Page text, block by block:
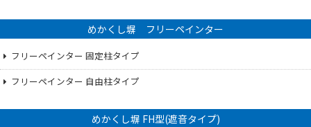
めかくし塀 フリーペインター
フリーペインター 固定柱タイプ
フリーペインター 自由柱タイプ
めかくし塀 FH型(遮音タイプ)